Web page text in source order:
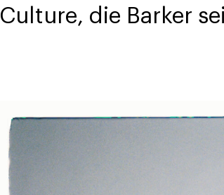
Culture, die Barker